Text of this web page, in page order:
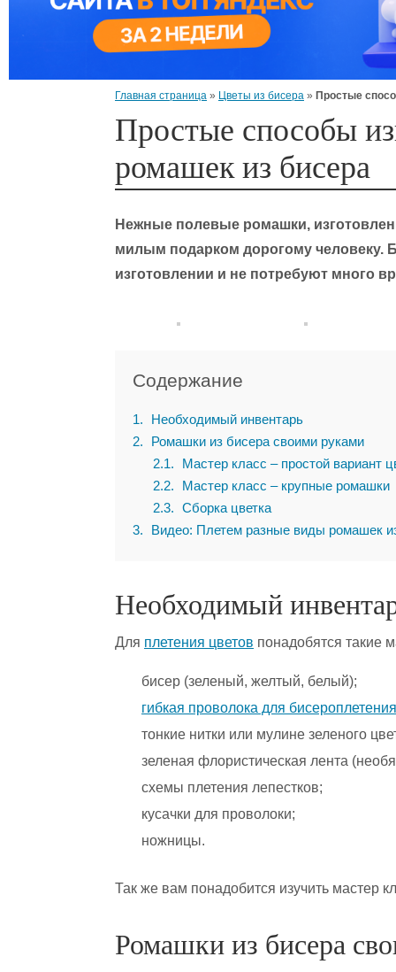
Главная страница » Цветы из бисера » Простые
Простые способы
ромашек из бисера
Нежные полевые ромашки,
милым подарком дорогому человеку.
изготовлении и не потребуют много
Содержание
1
Необходимый инвентарь
2
Ромашки из бисера своими руками
2.1
Мастер класс – простой вариант
2.2
Мастер класс – крупные ромашки
2.3
Сборка цветка
3
Видео: Плетем разные виды ромашек
Необходимый
Для плетения цветов понадобятся такие
бисер (зеленый, желтый, белый);
гибкая проволока для бисероплетения
тонкие нитки или мулине зеленого
зеленая флористическая лента
схемы плетения лепестков;
кусачки для проволоки;
ножницы.
Так же вам понадобится изучить мастер
Ромашки из бисера